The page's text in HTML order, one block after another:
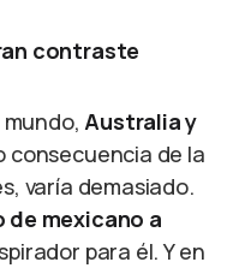
contraste
mundo,Australia y
consecuencia de la
varía demasiado.
de mexicano a
para él. Y en